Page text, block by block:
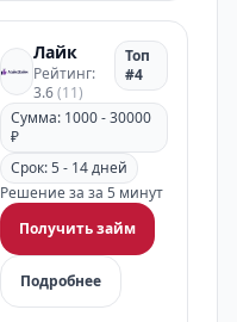
Лайк
Рейтинг:
3.6(11)
Топ
#4
Сумма: 1000 - 30000
₽
Срок: 5 - 14 дней
Решение за за 5 минут
Получить займ
Подробнее